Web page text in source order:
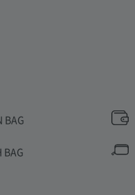
BAG
BAG